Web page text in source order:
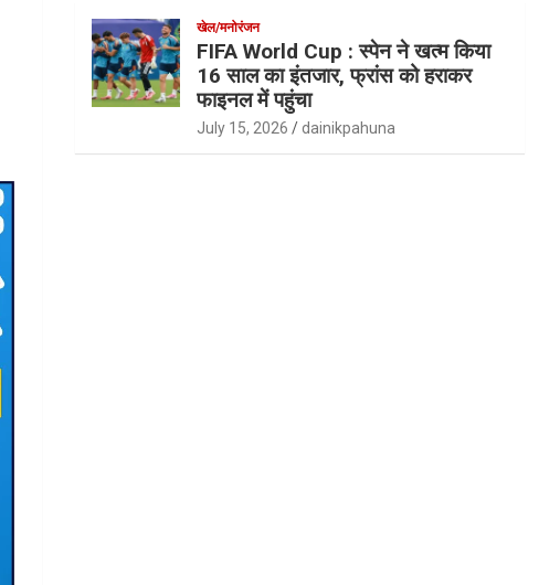
खेल/मनोरंजन
FIFA World Cup : स्पेन ने खत्म किया
16 साल का इंतजार, फ्रांस को हराकर
फाइनल में पहुंचा
July 15, 2026 dainikpahuna